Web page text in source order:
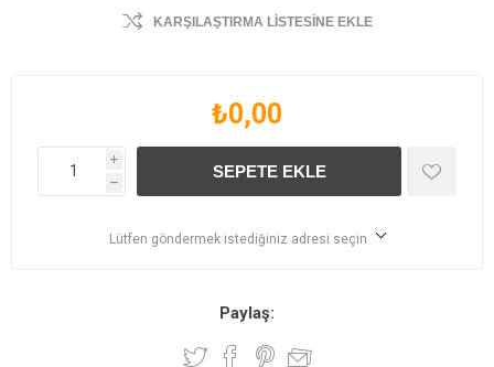
KARŞILAŞTIRMA LISTESINE EKLE
₺0,00
i
h
Lütfen göndermek istediğiniz adresi seçin
Paylaş: